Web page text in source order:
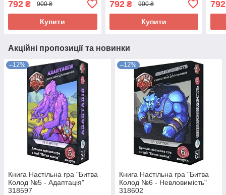
792 ₴ 900 ₴
Купити
792₴ 900 ₴
Купити
792
Акційні пропозиції та новинки
–12%
Книга Настільна гра "Битва
Колод №5 - Адаптація"
318597
–12%
Книга Настільна гра "Битва
Колод №6 - Невловимість"
318602